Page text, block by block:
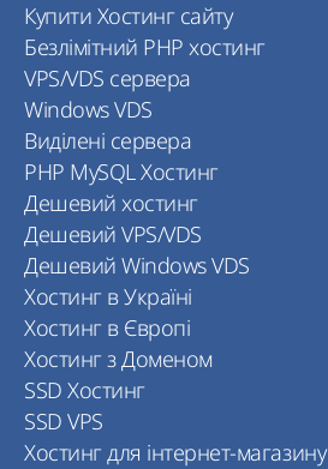
Купити Хостинг сайту
Безлімітний PHP хостинг
VPS/VDS сервера
Windows VDS
Виділені сервера
PHP MySQL Хостинг
Дешевий хостинг
Дешевий VPS/VDS
Дешевий Windows VDS
Хостинг в Україні
Хостинг в Європі
Хостинг з Доменом
SSD Хостинг
SSD VPS
Хостинг для інтернет-магазину